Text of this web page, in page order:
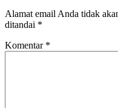
Alamat email Anda tidak
ditandai *
Komentar *